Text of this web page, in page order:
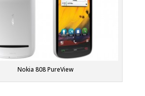
Nokia 808 PureView